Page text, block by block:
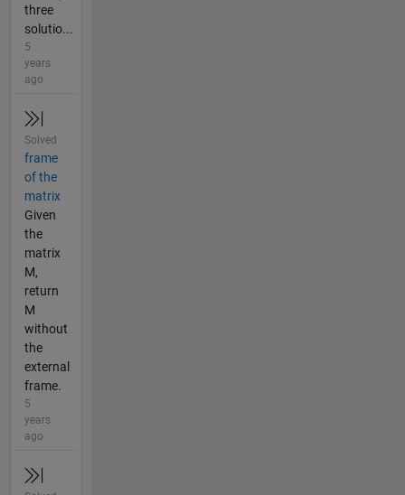
three
solutio...
5
years
ago
Solved
frame
of the
matrix
Given
the
matrix
M,
return
M
without
the
external
frame.
5
years
ago